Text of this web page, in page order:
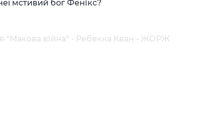
мстивий бог Фенікс?
"Макова війна" - Ребекка Кван - ЖОРЖ